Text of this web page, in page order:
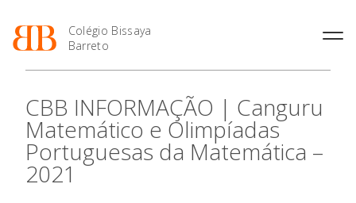
Colégio Bissaya
Barreto
Projeto Educativo
Organização
Colaboradores Docentes
Colaboradores Não
Enriquecimento Curricular
Oferta Curricular
Atividades Extracurriculares
Serviços
Profissionais
Matrículas
Horários e Manuais
Curso de Técnico de
2027
Calendários
Portal do Professor
Portal do Aluno/Encarregado
CBB INFORMAÇÃO | Canguru
Matemático e Olimpíadas
Portuguesas da Matemática –
2021